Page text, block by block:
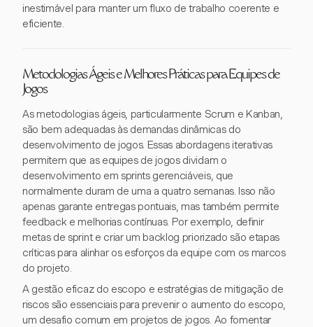
inestimável para manter um fluxo de trabalho coerente e
eficiente.
Metodologias Ágeis e Melhores Práticas para Equipes de
Jogos
As metodologias ágeis, particularmente Scrum e Kanban,
são bem adequadas às demandas dinâmicas do
desenvolvimento de jogos. Essas abordagens iterativas
permitem que as equipes de jogos dividam o
desenvolvimento em sprints gerenciáveis, que
normalmente duram de uma a quatro semanas. Isso não
apenas garante entregas pontuais, mas também permite
feedback e melhorias contínuas. Por exemplo, definir
metas de sprint e criar um backlog priorizado são etapas
críticas para alinhar os esforços da equipe com os marcos
do projeto.
A gestão eficaz do escopo e estratégias de mitigação de
riscos são essenciais para prevenir o aumento do escopo,
um desafio comum em projetos de jogos. Ao fomentar